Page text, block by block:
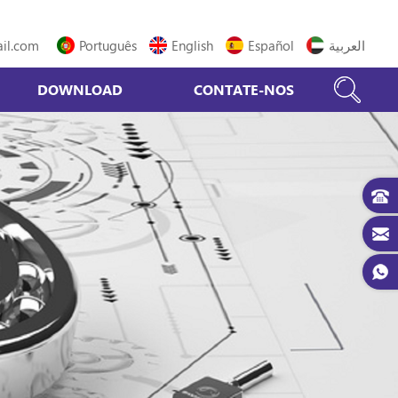
Português
English Español العربية
DOWNLOAD CONTATE-NOS